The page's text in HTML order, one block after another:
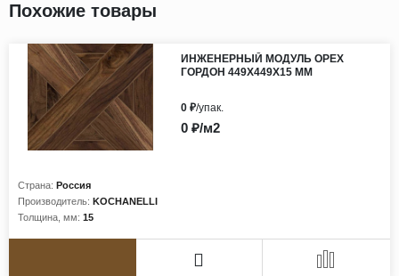
Похожие товары
ИНЖЕНЕРНЫЙ МОДУЛЬ ОРЕХ
ГОРДОН 449Х449Х15 ММ
Страна: Россия
Производитель: KOCHANELLI
Толщина, мм: 15
0 ₽/м2
0 ₽/упак.